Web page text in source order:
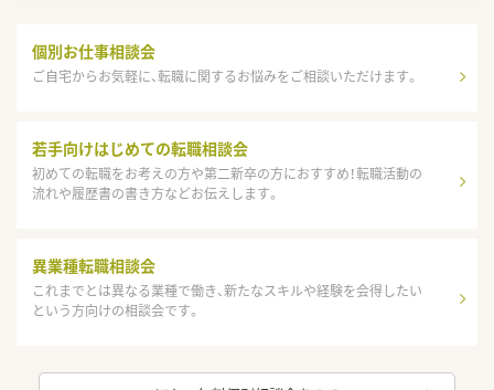
個別お仕事相談会
ご自宅からお気軽に、転職に関するお悩みをご相談いただけます。
若手向けはじめての転職相談会
初めての転職をお考えの方や第二新卒の方におすすめ！転職活動の
流れや履歴書の書き方などお伝えします。
異業種転職相談会
これまでとは異なる業種で働き、新たなスキルや経験を会得したい
という方向けの相談会です。